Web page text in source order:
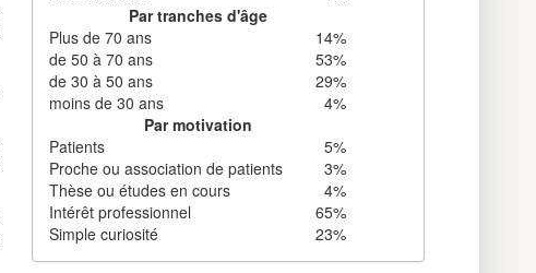
Par tranches d'âge
Plus de 70 ans
14%
de 50 à 70 ans
53%
de 30 à 50 ans
29%
moins de 30 ans
4%
Par motivation
Patients
5%
Proche ou association de patients
3%
Thèse ou études en cours
4%
Intérêt professionnel
65%
Simple curiosité
23%